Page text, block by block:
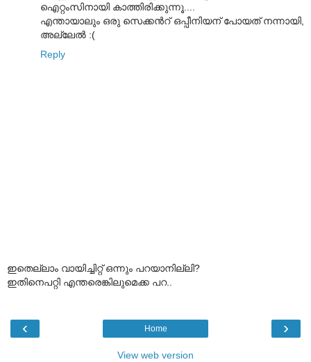
ഐറ്റംസിനായി കാത്തിരിക്കുന്നൂ....
എന്തായാലും ഒരു സെക്കന്‍റ് ഒപ്പീനിയന് പോയത് നന്നായി,
അല്ലേല്‍ :(
Reply
ഇതെല്ലാം വായിച്ചിറ്റ് ഒന്നും പറയാനില്ലി?
ഇതിനെപറ്റി എന്തരെങ്കിലുമെക്ക പറ..
‹ ›
Home
View web version